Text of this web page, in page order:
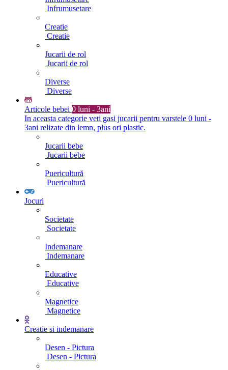
Infrumusetare
Creatie
Creatie
Jucarii de rol
Jucarii de rol
Diverse
Diverse
Articole bebei 0 luni - 3ani
In aceasta categorie veti gasi jucarii pentru varstele 0 luni -
3ani relizate din lemn, plus ori plastic.
Jucarii bebe
Jucarii bebe
Puericultură
Puericultură
Jocuri
Societate
Societate
Indemanare
Indemanare
Educative
Educative
Magnetice
Magnetice
Creatie si indemanare
Desen - Pictura
Desen - Pictura